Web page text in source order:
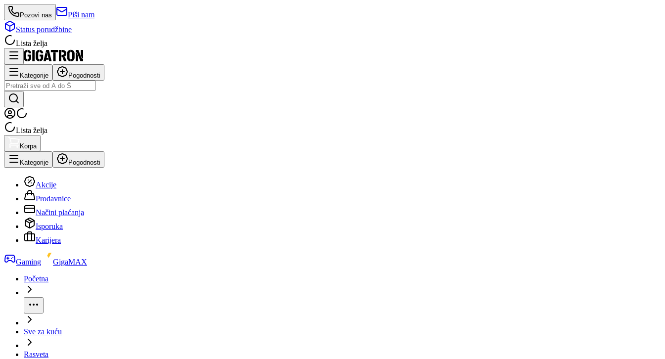
Pozovi nas
Piši nam
Status porudžbine
Lista želja
Kategorije Pogodnosti
Lista želja
Korpa
Kategorije Pogodnosti
Akcije
Prodavnice
Načini plaćanja
Isporuka
Karijera
Gaming
GigaMAX
Početna
Sve za kuću
Rasveta